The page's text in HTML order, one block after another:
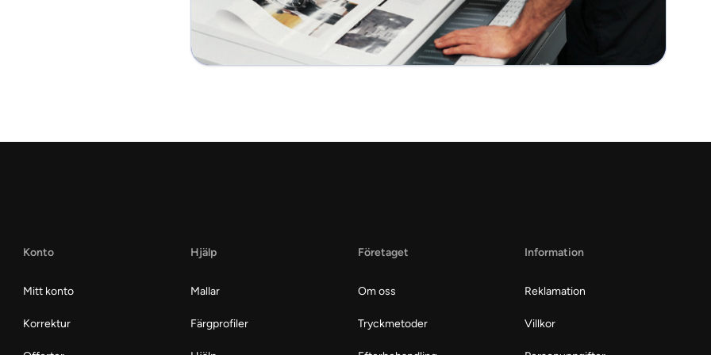
Konto
Mitt konto
Korrektur
Hjälp
Mallar
Färgprofiler
Företaget
Om oss
Tryckmetoder
Information
Reklamation
Villkor